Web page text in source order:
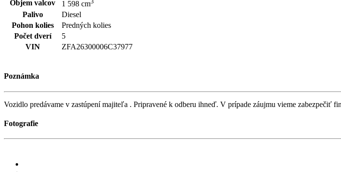
Objem valcov
1 598 cm
Palivo
Diesel
Pohon kolies
Predných kolies
Počet dverí
5
VIN
ZFA26300006C37977
Poznámka
Vozidlo predávame v zastúpení majiteľa . Pripravené k odberu ihneď. V prípade záujmu vieme zabezpečiť
Fotografie